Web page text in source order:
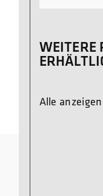
WEITERE
Alle anzeigen